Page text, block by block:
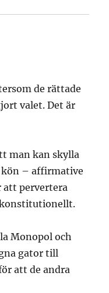
de rättade
valet. Det är
man kan skylla
kön – affirmative
att pervertera
Monopol och
gator till
att de andra